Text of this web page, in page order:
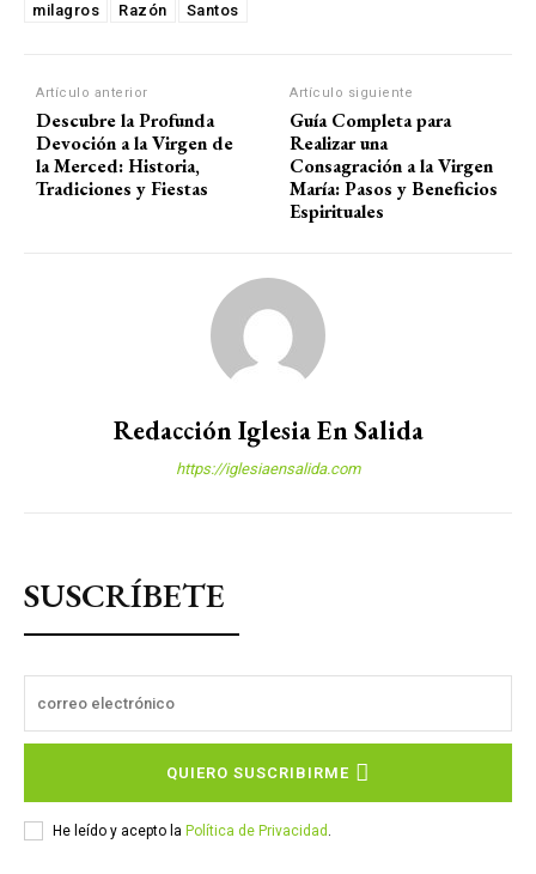
milagros
Razón Santos
Artículo anterior
Descubre la Profunda
Devoción a la Virgen de
la Merced: Historia,
Tradiciones y Fiestas
Artículo siguiente
Guía Completa para
Realizar una
Consagración a la Virgen
María: Pasos y Beneficios
Espirituales
Redacción Iglesia En Salida
https://iglesiaensalida.com
SUSCRÍBETE
QUIERO SUSCRIBIRME
He leído y acepto la Política de Privacidad